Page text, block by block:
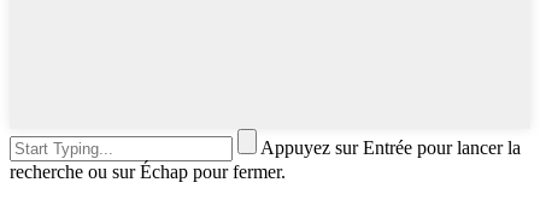
Appuyez sur Entrée pour lancer la
recherche ou sur Échap pour fermer.